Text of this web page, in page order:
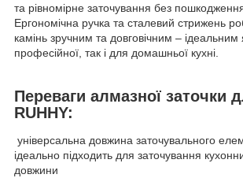
та рівномірне заточування без
Ергономічна ручка та сталевий стрижень
камінь зручним та довговічним – ідеальним
професійної, так і для домашньої кухні.
Переваги алмазної заточки
RUHHY:
універсальна довжина заточувального
ідеально підходить для заточування
довжини